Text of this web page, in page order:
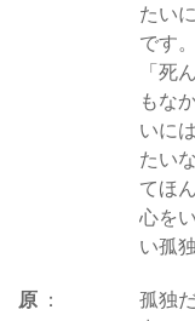
たい
です
「死
もな
いに
たい
てほ
心を
い孤
原
孤独